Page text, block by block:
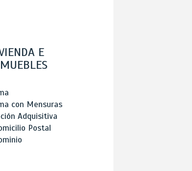
E
con Mensuras
Adquisitiva
Postal